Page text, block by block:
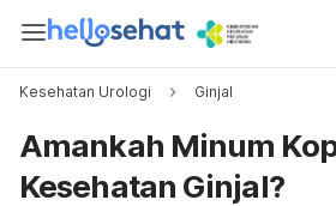
Kesehatan Urologi Ginjal
Amankah Minum
Kesehatan Ginjal?